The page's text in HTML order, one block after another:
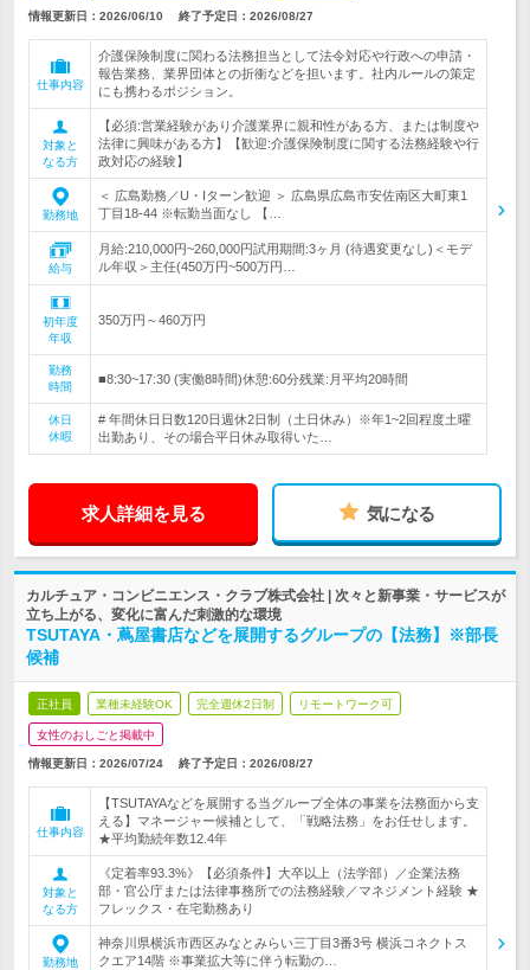
情報更新日：2026/06/10 終了予定日： 2026/08/27
仕事内容
介護保険制度に関わる法務担当として法令対応や行政への申請・
報告業務、業界団体との折衝などを担います。社内ルールの策定
にも携わるポジション。
対象と
なる方
【必須:営業経験があり介護業界に親和性がある方、または制度や
法律に興味がある方】【歓迎:介護保険制度に関する法務経験や行
政対応の経験】
勤務地
＜ 広島勤務／U・Iターン歓迎 ＞ 広島県広島市安佐南区大町東1
丁目18-44 ※転勤当面なし 【…
給与
月給:210,000円~260,000円試用期間:3ヶ月 (待遇変更なし)＜モデ
ル年収＞主任(450万円~500万円…
初年度
年収
350万円～460万円
勤務
時間
■8:30~17:30 (実働8時間)休憩:60分残業:月平均20時間
休日
休暇
# 年間休日日数120日週休2日制（土日休み）※年1~2回程度土曜
出勤あり、その場合平日休み取得いた…
求人詳細を見る 気になる
カルチュア・コンビニエンス・クラブ株式会社 | 次々と新事業・サービスが
立ち上がる、変化に富んだ刺激的な環境
TSUTAYA・蔦屋書店などを展開するグループの【法務】※部長
候補
正社員 業種未経験OK 完全週休2日制 リモートワーク可
女性のおしごと掲載中
情報更新日：2026/07/24 終了予定日： 2026/08/27
仕事内容
【TSUTAYAなどを展開する当グループ全体の事業を法務面から支
える】マネージャー候補として、「戦略法務」をお任せします。
★平均勤続年数12.4年
対象と
なる方
《定着率93.3%》【必須条件】大卒以上（法学部）／企業法務
部・官公庁または法律事務所での法務経験／マネジメント経験 ★
フレックス・在宅勤務あり
勤務地
神奈川県横浜市西区みなとみらい三丁目3番3号 横浜コネクトス
クエア14階 ※事業拡大等に伴う転勤の…